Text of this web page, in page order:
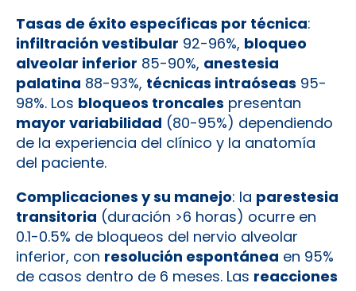
Tasas de éxito específicas por técnica:
infiltración vestibular 92-96%, bloqueo
alveolar inferior 85-90%, anestesia
palatina 88-93%, técnicas intraóseas 95-
98%. Los bloqueos troncales presentan
mayor variabilidad (80-95%) dependiendo
de la experiencia del clínico y la anatomía
del paciente.
Complicaciones y su manejo: la parestesia
transitoria (duración >6 horas) ocurre en
0.1-0.5% de bloqueos del nervio alveolar
inferior, con resolución espontánea en 95%
de casos dentro de 6 meses. Las reacciones